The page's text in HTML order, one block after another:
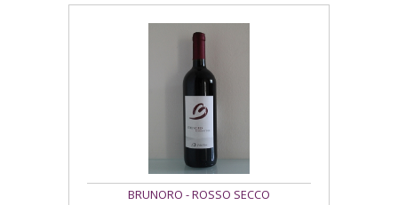
BRUNORO - ROSSO SECCO